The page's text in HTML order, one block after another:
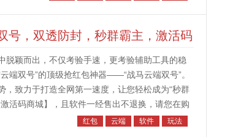
号，双透防封，秒群霸主，激活码
颖而出，不仅考验手速，更考验辅助工具的稳
端双号”的顶级抢红包神器——“战马云端双号”。
致力于打造全网第一速度，让您轻松成为“秒群
活码商城】，且软件一经售出不退换，请您在购
端双号，双透防封，...
红包 云端 软件 玩法